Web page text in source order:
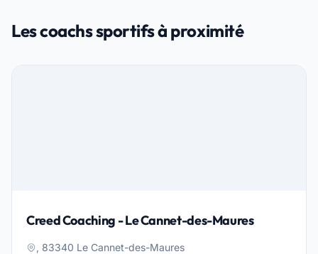
Les coachs sportifs à proximité
Creed Coaching - Le Cannet-des-Maures
, 83340 Le Cannet-des-Maures